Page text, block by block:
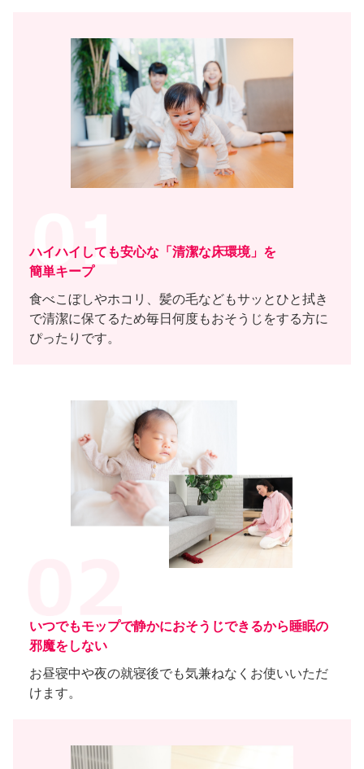
ハイハイしても安心な「清潔な床環境」を
簡単キープ
食べこぼしやホコリ、髪の毛などもサッとひと拭き
で清潔に保てるため毎日何度もおそうじをする方に
ぴったりです。
いつでもモップで静かにおそうじできるから 睡眠の
邪魔をしない
お昼寝中や夜の就寝後でも気兼ねなくお使いいただ
けます。